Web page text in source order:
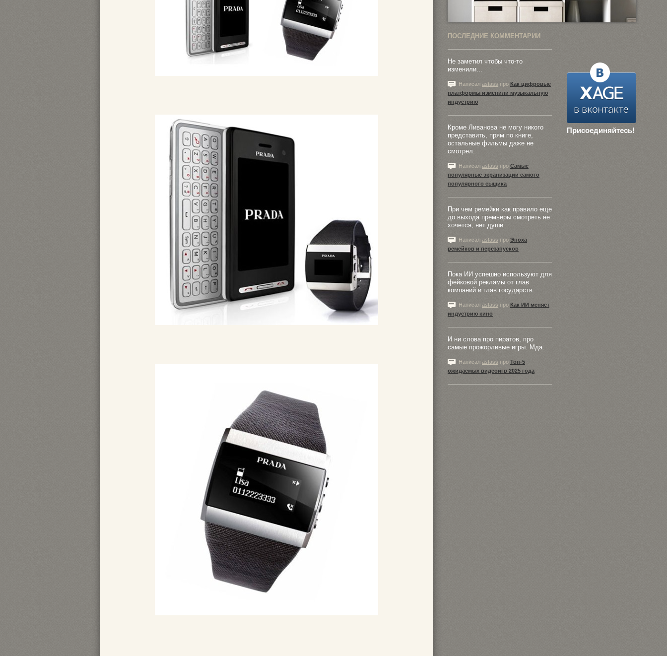
ПОСЛЕДНИЕ КОММЕНТАРИИ
Присоединяйтесь!
Не заметил чтобы что-то
изменили...
Написал astass про Как цифровые
платформы изменили музыкальную
индустрию
Кроме Ливанова не могу никого
представить, прям по книге,
остальные фильмы даже не
смотрел.
Написал astass про Самые
популярные экранизации самого
популярного сыщика
При чем ремейки как правило еще
до выхода премьеры смотреть не
хочется, нет души.
Написал astass про Эпоха
ремейков и перезапусков
Пока ИИ успешно используют для
фейковой рекламы от глав
компаний и глав государств...
Написал astass про Как ИИ меняет
индустрию кино
И ни слова про пиратов, про
самые прожорливые игры. Мда.
Написал astass про Топ-5
ожидаемых видеоигр 2025 года